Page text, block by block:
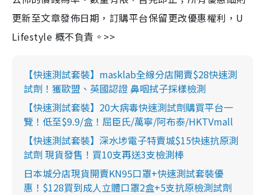
更新至文章發佈日期，訂購平台保留更改優惠權利，U
Lifestyle 概不負責。>>
【快速測試套裝】masklab全線分店開賣$28快速測
試劑！獲歐盟、英國認證 鼻咽拭子採樣檢測
【快速測試套裝】20大病毒快速測試劑購買平台一
覽！低至$9.9/盒！屈臣氏/萬寧/阿布泰/HKTVmall
【快速測試套裝】深水埗電子特賣城$15快速抗原測
試劑 現貨發售！買10支再送3支檢測棒
日本城分店現貨開賣KN95口罩+快速測試套裝優
惠！$128買到成人立體口罩2盒+5支抗原檢測試劑